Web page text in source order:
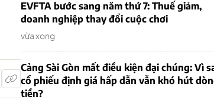
EVFTA bước sang năm thứ 7: Thuế giảm,
doanh nghiệp thay đổi cuộc chơi
vừa xong
Cảng Sài Gòn mất điều kiện đại chúng: Vì
cổ phiếu định giá hấp dẫn vẫn khó hút
tiền?